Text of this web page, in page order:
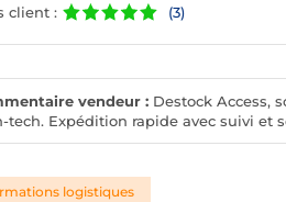
client : (3)
vendeur : Destock Access,
tech. Expédition rapide avec suivi et
logistiques